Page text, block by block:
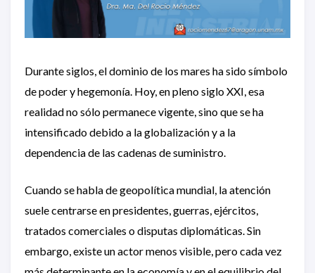
Durante siglos, el dominio de los mares ha sido símbolo
de poder y hegemonía. Hoy, en pleno siglo XXI, esa
realidad no sólo permanece vigente, sino que se ha
intensificado debido a la globalización y a la
dependencia de las cadenas de suministro.
Cuando se habla de geopolítica mundial, la atención
suele centrarse en presidentes, guerras, ejércitos,
tratados comerciales o disputas diplomáticas. Sin
embargo, existe un actor menos visible, pero cada vez